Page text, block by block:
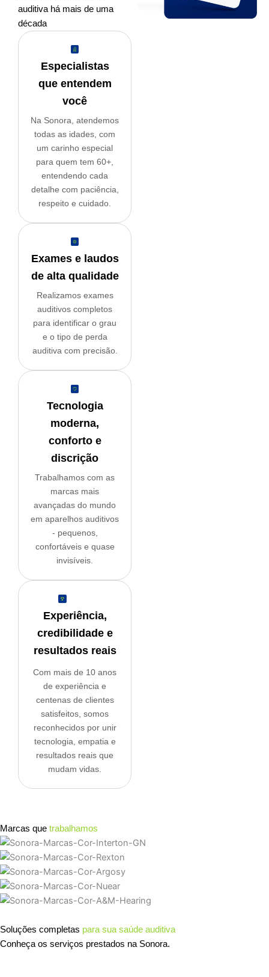
auditiva há mais de uma
década
Especialistas
que entendem
você
Na Sonora,atendemos
todas as idades, com
um carinho especial
para quem tem 60+,
entendendo cada
detalhe com paciência,
respeito e cuidado.
Exames e laudos
de alta qualidade
Realizamos exames
auditivos completos
para identificar o grau
e o tipo de perda
auditiva com precisão.
Tecnologia
moderna,
conforto e
discrição
Trabalhamos com as
marcas mais
avançadas do mundo
em aparelhos auditivos
- pequenos,
confortáveis e quase
invisíveis.
Experiência,
credibilidade e
resultados reais
Com mais de 10 anos
de experiência e
centenas de clientes
satisfeitos, somos
reconhecidos por unir
tecnologia, empatia e
resultados reais que
mudam vidas.
Marcas que trabalhamos
Soluções completas para sua saúde auditiva
Conheça os serviços prestados na Sonora.